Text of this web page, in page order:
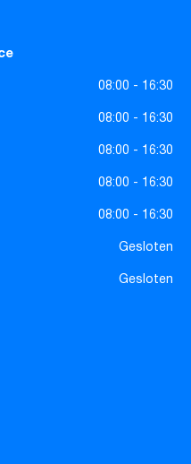
08:00 - 16:30
08:00 - 16:30
08:00 - 16:30
08:00 - 16:30
08:00 - 16:30
Gesloten
Gesloten